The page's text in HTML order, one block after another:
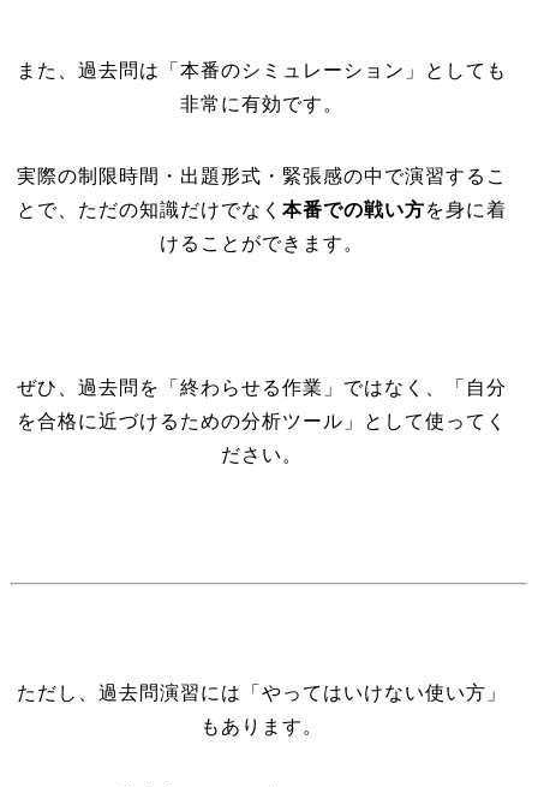
また、過去問は「本番のシミュレーション」としても
非常に有効です。
実際の制限時間・出題形式・緊張感の中で演習するこ
とで、ただの知識だけでなく本番での戦い方を身に着
けることができます。
ぜひ、過去問を「終わらせる作業」ではなく、「自分
を合格に近づけるための分析ツール」として使ってく
ださい。
ただし、過去問演習には「やってはいけない使い方」
もあります。